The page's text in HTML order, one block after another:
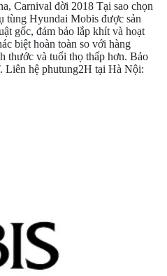
Carnival đời 2018 Tại sao chọn
tùng Hyundai Mobis được sản
gốc, đảm bảo lắp khít và hoạt
biệt hoàn toàn so với hàng
thước và tuổi thọ thấp hơn. Bảo
Liên hệ phutung2H tại Hà Nội: